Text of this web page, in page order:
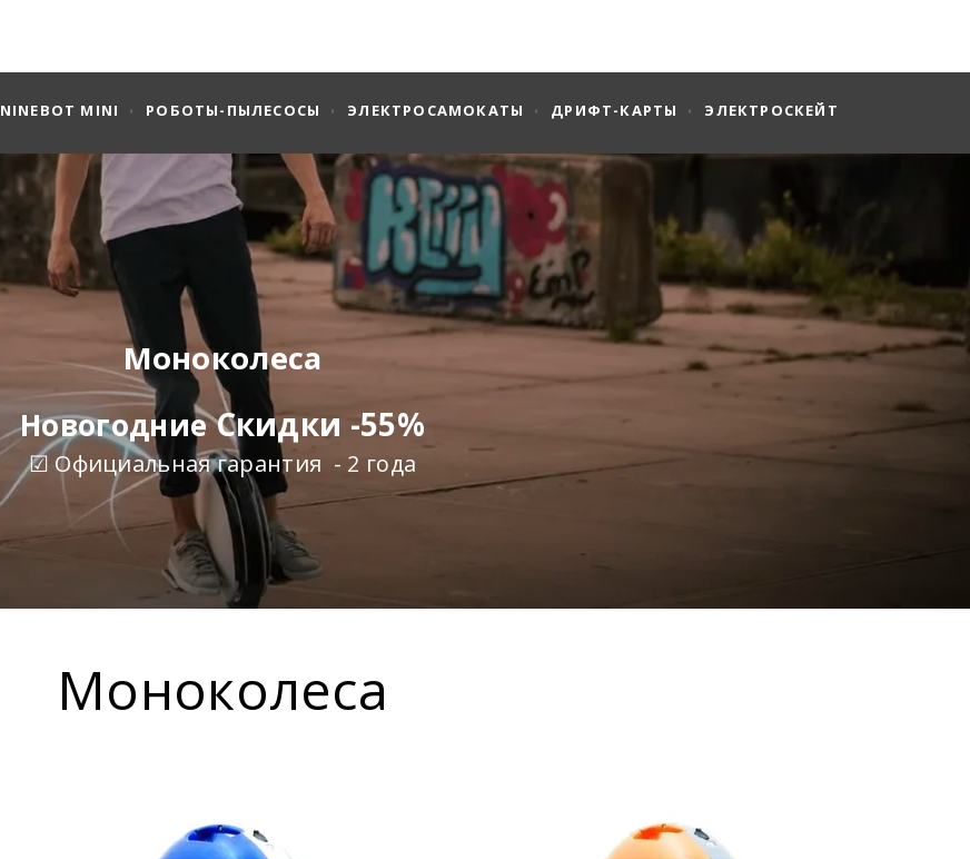
NINEBOT MINI РОБОТЫ-ПЫЛЕСОСЫ ЭЛЕКТРОСАМОКАТЫ ДРИФТ-КАРТЫ ЭЛЕКТРОСКЕЙТ
Моноколеса
НовогодниеСкидки -55%
☑ Официальная гарантия - 2 года
Моноколеса